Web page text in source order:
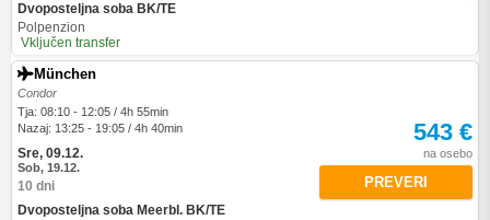
Dvoposteljna soba BK/TE
Polpenzion
Vključen transfer
München
Condor
Tja: 08:10 - 12:05 / 4h 55min
Nazaj: 13:25 - 19:05 / 4h 40min
Sre, 09.12.
Sob, 19.12.
10 dni
Dvoposteljna soba Meerbl. BK/TE
543 €
na osebo
PREVERI